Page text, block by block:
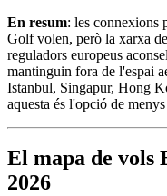
En resum: les connexions
Golf volen, però la xarxa
reguladors europeus
mantinguin fora de l'espai
Istanbul, Singapur, Hong
aquesta és l'opció de
El mapa de vols
2026